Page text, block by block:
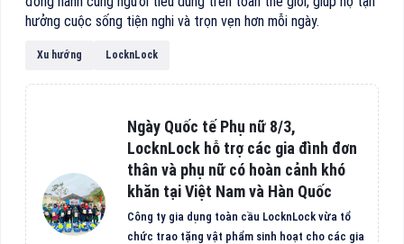
hưởng cuộc sống tiện nghi và trọn vẹn hơn mỗi ngày.
Xu hướng LocknLock
Ngày Quốc tế Phụ nữ 8/3,
LocknLock hỗ trợ các gia đình đơn
thân và phụ nữ có hoàn cảnh khó
khăn tại Việt Nam và Hàn Quốc
Công ty gia dụng toàn cầu LocknLock vừa tổ
chức trao tặng vật phẩm sinh hoạt cho các gia